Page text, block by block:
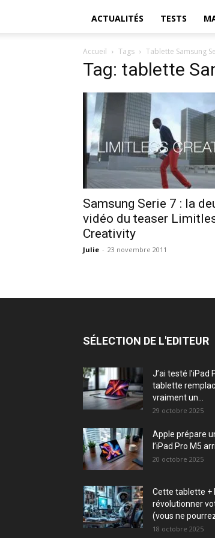
ACTUALITÉS TESTS
Accueil Tags Tablette Samsung
Tag: tablette
Samsung Serie 7 : la
vidéo du teaser
Creativity
Julie - 23 novembre 2011
SÉLECTION DE L'EDITEUR
J’ai testé l’iPad
tablette
vraiment un...
29 octobre 2025
Apple prépare
l’iPad Pro M5
20 octobre 2025
Cette tablette +
révolutionner
(vous ne
18 octobre 2025